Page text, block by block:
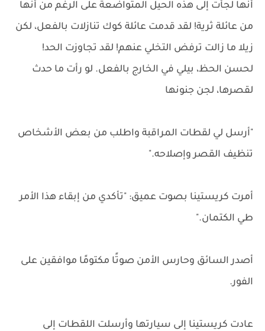
أنها لجأت إلى هذه الحيل المتواضعة على الرغم من أنها
من عائلة ثرية! لقد قدمت عائلة كوك تنازلات بالفعل، لكن
زيلا ما زالت ترفض التخلي عنهم! لقد تجاوزت الحد!
لحسن الحظ، بيلي في الخارج بالفعل. لو رأت ما حدث
لقصرها، لجن جنونها
"أرسل لي لقطات المراقبة واطلب من بعض الأشخاص
تنظيف القصر وإصلاحه."
أمرت كريستينا بصوت عميق: "تأكدي من إبقاء هذا الأمر
طي الكتمان."
أصدر السائق وحارس الأمن صوتًا مكتومًا موافقين على
الفور.
عادت كريستينا إلى سيارتها وأرسلت اللقطات إلى